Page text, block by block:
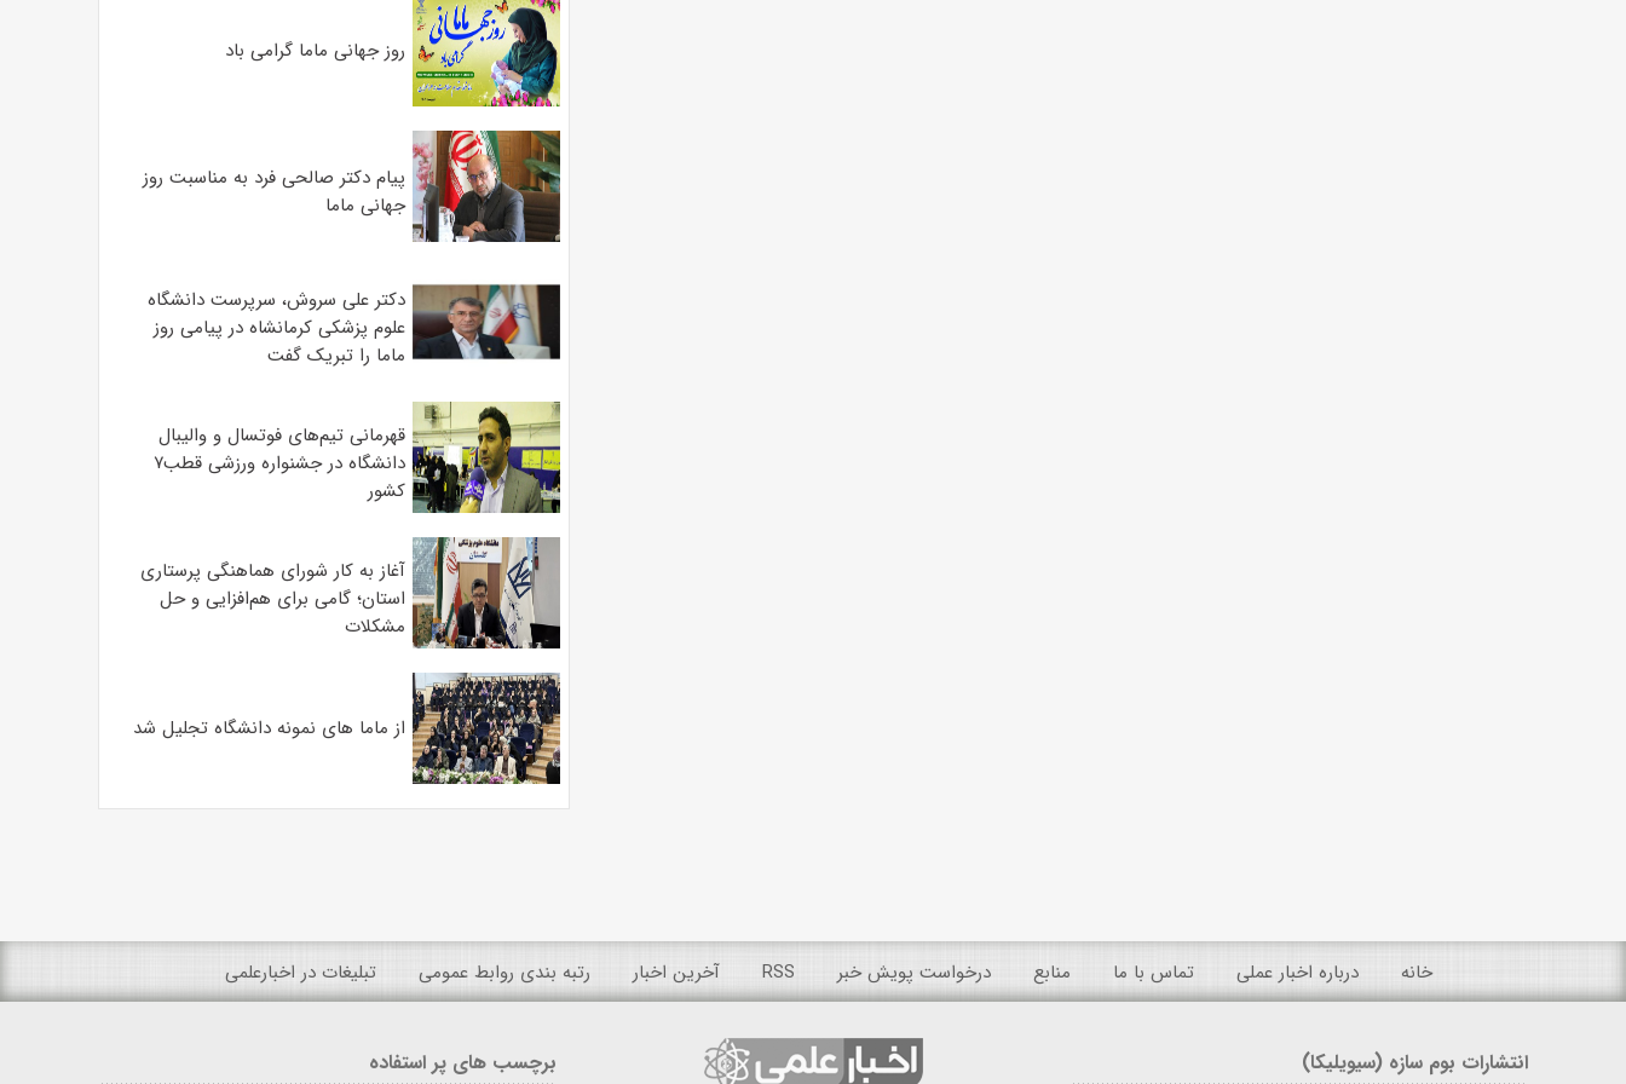
روز جهانی ماما گرامی باد
پیام دکتر صالحی فرد به مناسبت روز
جهانی ماما
دکتر علی سروش، سرپرست دانشگاه
علوم پزشکی کرمانشاه در پیامی روز
ماما را تبریک گفت
قهرمانی تیم‌های فوتسال و والیبال
دانشگاه در جشنواره ورزشی قطب۷
کشور
آغاز به کار شورای هماهنگی پرستاری
استان؛ گامی برای هم‌افزایی و حل
مشکلات
از ماما های نمونه دانشگاه تجلیل شد
خانه درباره اخبار عملی تماس با ما منابع درخواست پویش خبر RSS آخرین اخبار رتبه بندی روابط عمومی تبلیغات در اخبارعلمی
انتشارات بوم سازه (سیویلیکا) برچسب های پر استفاده